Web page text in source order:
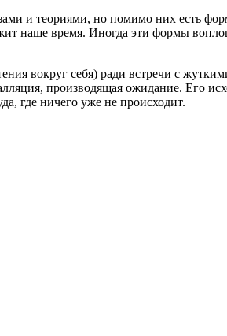
и теориями, но помимо них есть
наше время. Иногда эти формы
вокруг себя) ради встречи с
производящая ожидание. Его
где ничего уже не происходит.